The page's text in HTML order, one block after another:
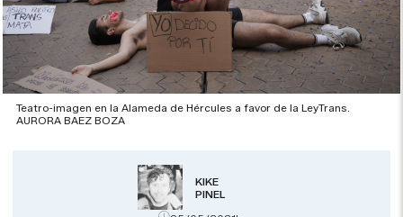
Teatro-imagen en la Alameda de Hércules a favor de la LeyTrans.
AURORA BAEZ BOZA
KIKE
PINEL